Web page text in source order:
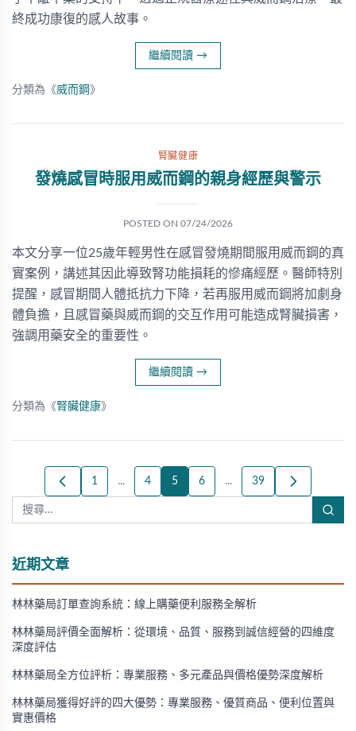
終成功康復的感人故事。
繼續閱讀 →
分類為《威而鋼 》
腎臟健康
發燒感冒時服用威而鋼的親身經歷與警示
POSTED ON 07/24/2026
本文分享一位25歲年輕男性在感冒發燒期間服用威而鋼的真
實案例，講述其因此導致腎功能損耗的慘痛經歷。醫師特別
提醒，感冒期間人體抵抗力下降，若再服用威而鋼將加劇身
體負擔，且感冒藥與威而鋼的交互作用可能造成腎臟損害，
強調用藥安全的重要性。
繼續閱讀 →
分類為《腎臟健康》
1 ... 4 5 6 ... 39
近期文章
林林藥局訂單查詢系統：線上購藥便利服務全解析
林林藥局評價全面解析：從環境、品質、服務到誠信經營的四維度
深度評估
林林藥局全方位評析：專業服務、多元產品與價格優勢深度解析
林林藥局獲得好評的四大優勢：專業服務、優質商品、便利位置與
實惠價格